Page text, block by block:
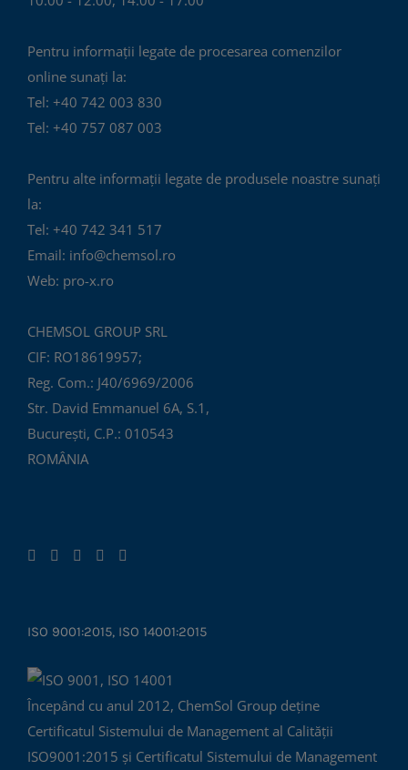
Pentru informații legate de procesarea comenzilor
online sunați la:
Tel: +40 742 003 830
Tel: +40 757 087 003
Pentru alte informații legate de produsele noastre sunați
la:
Tel: +40 742 341 517
Email: info@chemsol.ro
Web: pro-x.ro
CHEMSOL GROUP SRL
CIF: RO18619957;
Reg. Com.: J40/6969/2006
Str. David Emmanuel 6A, S.1,
București, C.P.: 010543
ROMÂNIA
ISO 9001:2015, ISO 14001:2015
Începând cu anul 2012, ChemSol Group deține
Certificatul Sistemului de Management al Calității
ISO9001:2015 și Certificatul Sistemului de Management